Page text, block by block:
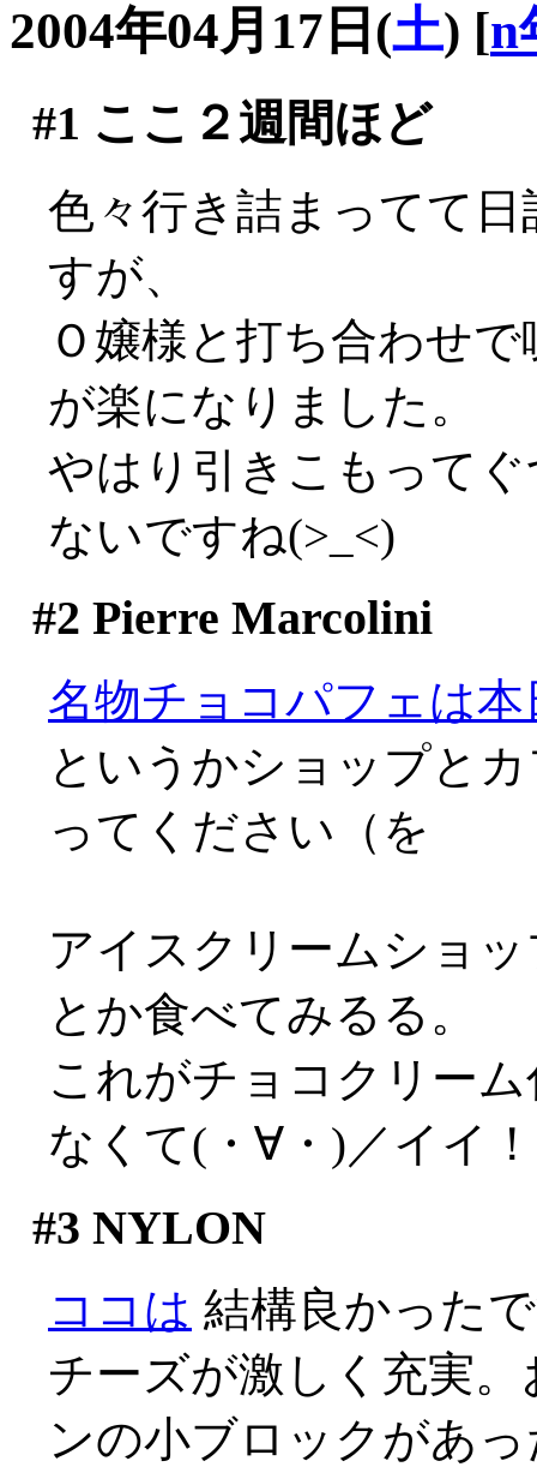
2004年04月17日(土) [n
#1 ここ２週間ほど
色々行き詰まってて
すが、
Ｏ嬢様と打ち合わせ
が楽になりました。
やはり引きこもって
ないですね(>_<)
#2 Pierre Marcolini
名物チョコパフェは
というかショップと
ってください（を
アイスクリームショ
とか食べてみるる。
これがチョコクリー
なくて(・∀・)／イイ
#3 NYLON
ココは 結構良かった
チーズが激しく充実
ンの小ブロックがあ